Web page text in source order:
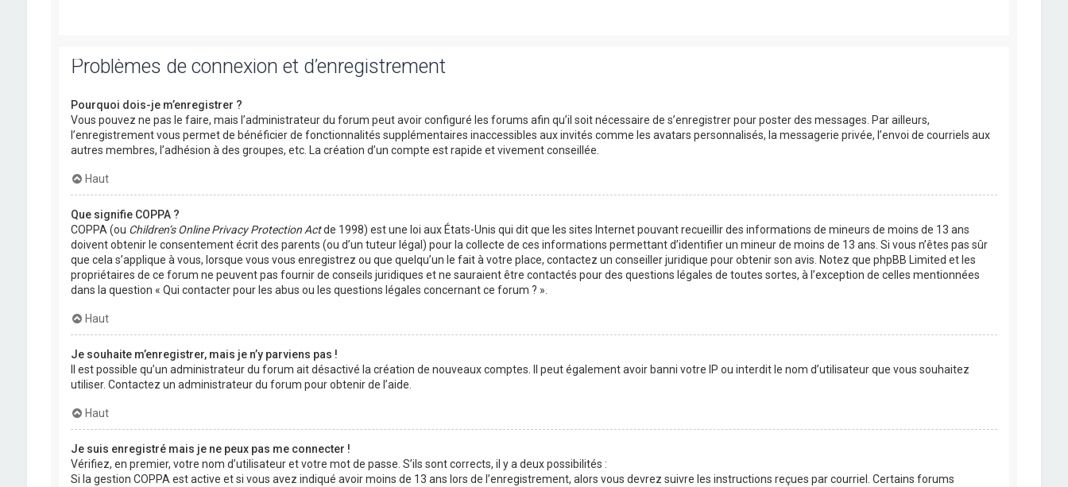
Problèmes de connexion et d’enregistrement
Pourquoi dois-je m’enregistrer ?
Vous pouvez ne pas le faire, mais l’administrateur du forum peut avoir configuré les forums afin qu’il soit nécessaire de s’enregistrer pour poster des messages. Par ailleurs,
l’enregistrement vous permet de bénéficier de fonctionnalités supplémentaires inaccessibles aux invités comme les avatars personnalisés, la messagerie privée, l’envoi de courriels aux
autres membres, l’adhésion à des groupes, etc. La création d’un compte est rapide et vivement conseillée.
Haut
Que signifie COPPA ?
COPPA (ou Children’s Online Privacy Protection Actde 1998) est une loi aux États-Unis qui dit que les sites Internet pouvant recueillir des informations de mineurs de moins de 13 ans
doivent obtenir le consentement écrit des parents (ou d’un tuteur légal) pour la collecte de ces informations permettant d’identifier un mineur de moins de 13 ans. Si vous n’êtes pas sûr
que cela s’applique à vous, lorsque vous vous enregistrez ou que quelqu’un le fait à votre place, contactez un conseiller juridique pour obtenir son avis. Notez que phpBB Limited et les
propriétaires de ce forum ne peuvent pas fournir de conseils juridiques et ne sauraient être contactés pour des questions légales de toutes sortes, à l’exception de celles mentionnées
dans la question « Qui contacter pour les abus ou les questions légales concernant ce forum ? ».
Haut
Je souhaite m’enregistrer, mais je n’y parviens pas !
Il est possible qu’un administrateur du forum ait désactivé la création de nouveaux comptes. Il peut également avoir banni votre IP ou interdit le nom d’utilisateur que vous souhaitez
utiliser. Contactez un administrateur du forum pour obtenir de l’aide.
Haut
Je suis enregistré mais je ne peux pas me connecter !
Vérifiez, en premier, votre nom d’utilisateur et votre mot de passe. S’ils sont corrects, il y a deux possibilités :
Si la gestion COPPA est active et si vous avez indiqué avoir moins de 13 ans lors de l’enregistrement, alors vous devrez suivre les instructions reçues par courriel. Certains forums